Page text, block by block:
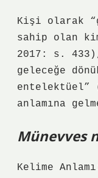
Kişi olarak
sahip olan
2017: s.
geleceğe
entelektüel”
anlamına
Münevves
Kelime